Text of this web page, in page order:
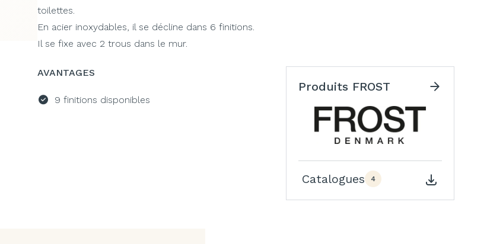
toilettes.
En acier inoxydables, il se décline dans 6 finitions.
Il se fixe avec 2 trous dans le mur.
AVANTAGES
9 finitions disponibles
Produits FROST
Catalogues 4